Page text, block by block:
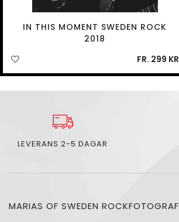
IN THIS MOMENT SWEDEN ROCK
2018
FR. 299 KR
LEVERANS 2-5 DAGAR
MARIAS OF SWEDEN ROCKFOTOGRAF